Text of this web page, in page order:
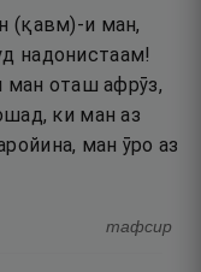
(қавм)-и ман,
надонистаам!
ман оташ афрӯз,
ки ман аз
ман ӯро аз
тафсир